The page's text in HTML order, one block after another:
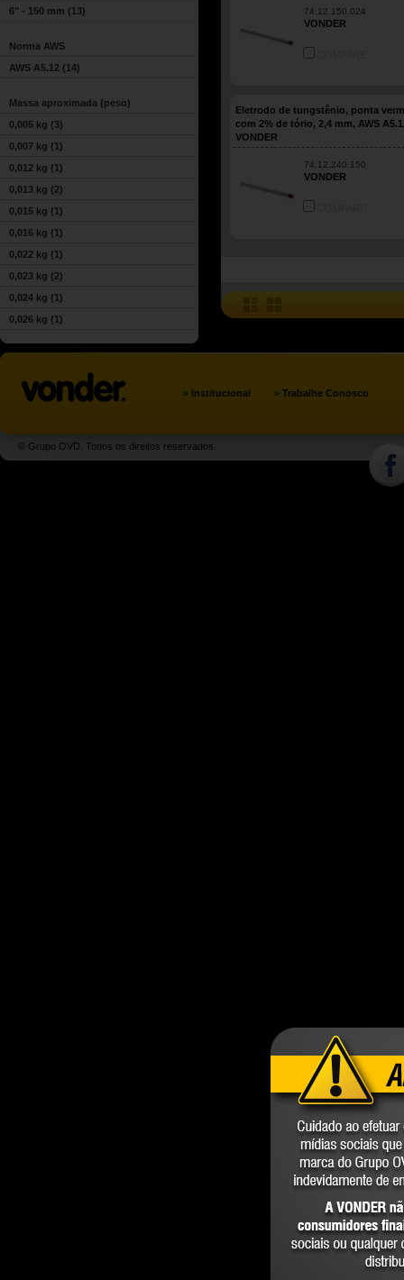
6" - 150 mm (13)
Norma AWS
AWS A5.12 (14)
Massa aproximada (peso)
0,005 kg (3)
0,007 kg (1)
0,012 kg (1)
0,013 kg (2)
0,015 kg (1)
0,016 kg (1)
0,022 kg (1)
0,023 kg (2)
0,024 kg (1)
0,026 kg (1)
74.12.150.024
VONDER
Eletrodo de tungstênio, ponta
com 2% de tório, 2,4 mm, AWS
VONDER
74.12.240.150
VONDER
» Institucional » Trabalhe Conosco
© Grupo OVD. Todos os direitos reservados.